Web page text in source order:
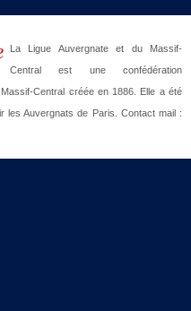
La Ligue Auvergnate et du Massif-
Central est une confédération
Central créée en 1886. Elle a été
les Auvergnats de Paris. Contact mail :